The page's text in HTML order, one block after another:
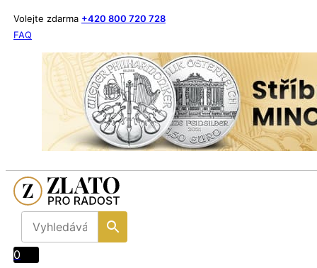
Volejte zdarma +420 800 720 728
FAQ
0